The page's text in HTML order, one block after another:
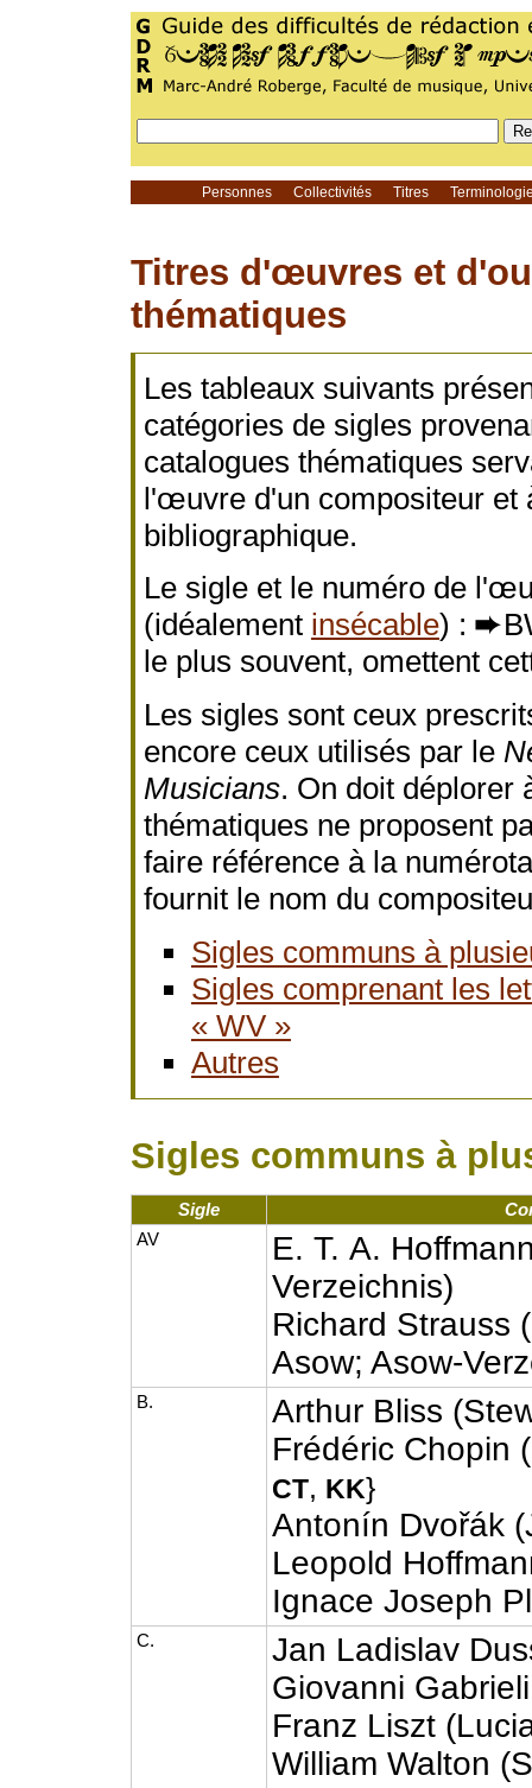
Personnes Collectivités Titres
Titres d'œuvres et
thématiques
Les tableaux suivants
catégories de sigles
catalogues thématiques
l'œuvre d'un compositeur et
bibliographique.
Le sigle et le numéro de
(idéalement insécable) : ➨
le plus souvent, omettent
Les sigles sont ceux
encore ceux utilisés par le
Musicians. On doit déplorer
thématiques ne proposent
faire référence à la
fournit le nom du
Sigles communs à
Sigles comprenant les
« WV »
Autres
Sigles communs à
Sigle
AV
E. T. A.
Verzeichnis)
Richard Strauss
Asow; Asow-
B.
Arthur Bliss
Frédéric Chopin
CT, KK}
Antonín Dvořák
Leopold
Ignace Joseph
C.
Jan Ladislav
Giovanni
Franz Liszt
William Walton